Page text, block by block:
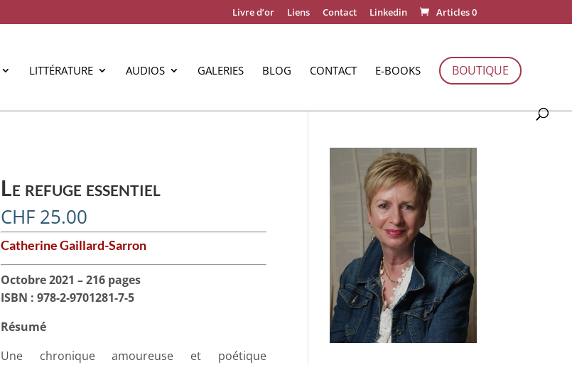
Livre d’or Liens Contact Linkedin Articles 0
LITTÉRATURE AUDIOS GALERIES BLOG CONTACT E-BOOKS BOUTIQUE
Le refuge essentiel
CHF25.00
Catherine Gaillard-Sarron
Octobre 2021 – 216 pages
ISBN : 978-2-9701281-7-5
Résumé
Une chronique amoureuse et poétique